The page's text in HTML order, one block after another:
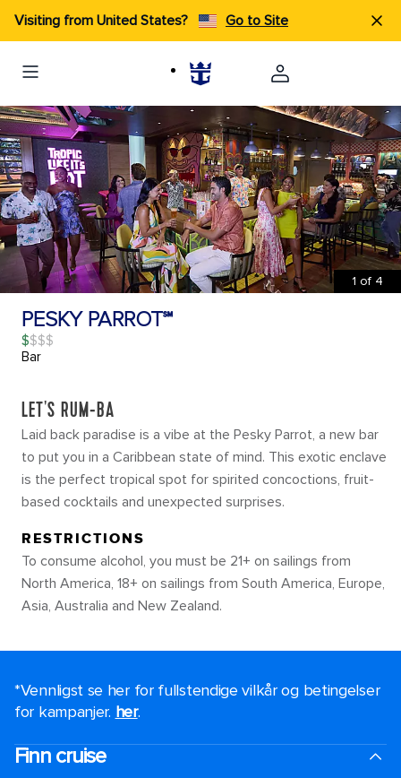
Visiting from United States? Go to Site
1 of 4
PESKY PARROT℠
$
Bar
LET'S RUM-BA
Laid back paradise is a vibe at the Pesky Parrot, a new bar
to put you in a Caribbean state of mind. This exotic enclave
is the perfect tropical spot for spirited concoctions, fruit-
based cocktails and unexpected surprises.
RESTRICTIONS
To consume alcohol, you must be 21+ on sailings from
North America, 18+ on sailings from South America, Europe,
Asia, Australia and New Zealand.
*Vennligst se her for fullstendige vilkår og betingelser
for kampanjer. her.
Finn cruise